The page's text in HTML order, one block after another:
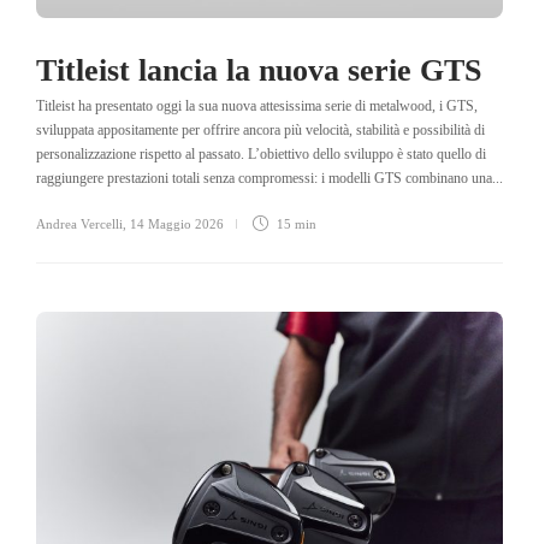
Titleist lancia la nuova serie GTS
Titleist ha presentato oggi la sua nuova attesissima serie di metalwood, i GTS,
sviluppata appositamente per offrire ancora più velocità, stabilità e possibilità di
personalizzazione rispetto al passato. L’obiettivo dello sviluppo è stato quello di
raggiungere prestazioni totali senza compromessi: i modelli GTS combinano una...
Andrea Vercelli 14 Maggio 2026 15 min